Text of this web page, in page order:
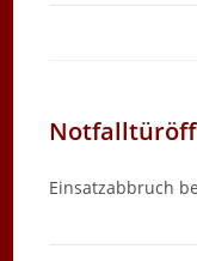
Einsatzabbruch